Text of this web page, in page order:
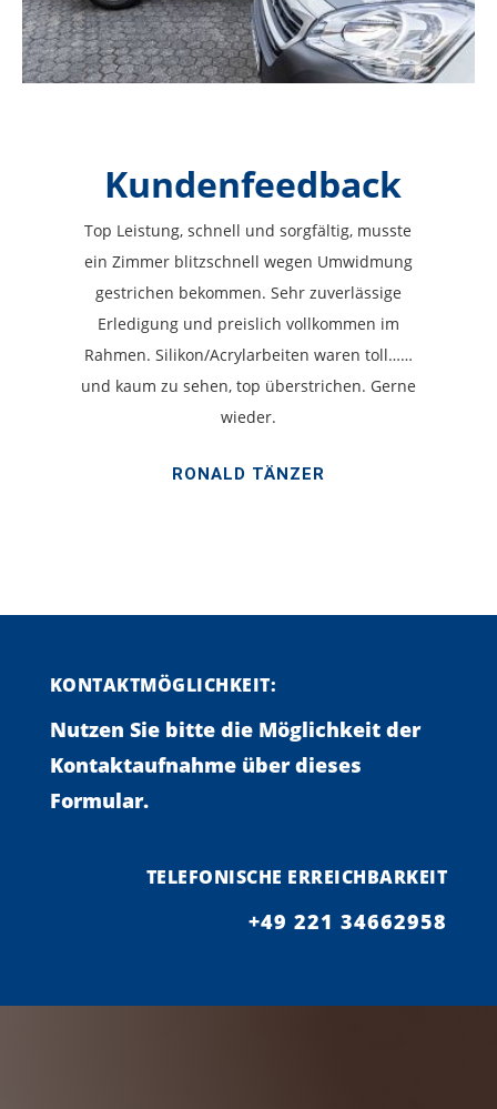
Kundenfeedback
Top Leistung, schnell und sorgfältig, musste
ein Zimmer blitzschnell wegen Umwidmung
gestrichen bekommen. Sehr zuverlässige
Erledigung und preislich vollkommen im
Rahmen. Silikon/Acrylarbeiten waren toll……
und kaum zu sehen, top überstrichen. Gerne
wieder.
RONALD TÄNZER
KONTAKTMÖGLICHKEIT:
Nutzen Sie bitte die Möglichkeit der
Kontaktaufnahme über dieses
Formular.
TELEFONISCHE ERREICHBARKEIT
+49 221 34662958